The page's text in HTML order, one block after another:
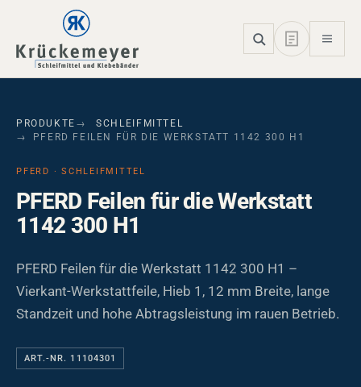
Skip to main navigation
Skip to main content
Skip to page footer
PRODUKTE
SCHLEIFMITTEL
PFERD FEILEN FÜR DIE WERKSTATT 1142 300 H1
PFERD · SCHLEIFMITTEL
PFERD Feilen für die Werkstatt
1142 300 H1
PFERD Feilen für die Werkstatt 1142 300 H1 –
Vierkant-Werkstattfeile, Hieb 1, 12 mm Breite, lange
Standzeit und hohe Abtragsleistung im rauen Betrieb.
ART.-NR. 11104301